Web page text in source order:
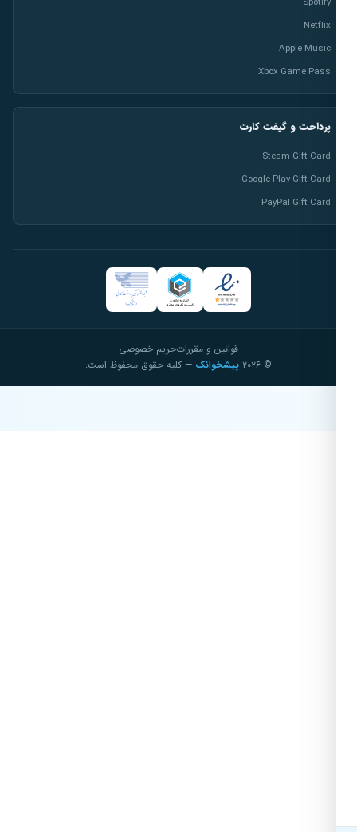
Netflix
Apple Music
Xbox Game Pass
پرداخت و گیفت کارت
Steam Gift Card
Google Play Gift Card
PayPal Gift Card
قوانین و مقرراتحریم خصوصی
پیشخوانک— کلیه حقوق محفوظ است.